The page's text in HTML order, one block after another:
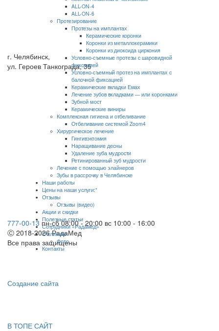
г. Челябинск,
ул. Героев Танкограда, 35
777-00-13 пн-сб 08:00 - 20:00 вс 10:00 - 16:00
Ⓒ 2018-2026 РадаМед
Все права защищены
Создание сайта
В ТОПЕ САЙТ
ALL-ON-4
ALL-ON-6
Протезирование
Протезы на имплантах
Керамические коронки
Коронки из металлокерамики
Коронки из диоксида циркония
Условно-съемные протезы с шаровидной
фиксацией
Условно-съемный протез на имплантах с
балочной фиксацией
Керамические вкладки Емах
Лечение зубов вкладками — или коронками
Зубной мост
Керамические виниры
Комплексная гигиена и отбеливание
Отбеливание системой Zoom4
Хирургическое лечение
Гингивэктомия
Наращивание десны
Удаление зуба мудрости
Ретинированный зуб мудрости
Лечение с помощью элайнеров
Зубы в рассрочку в Челябинске
Наши работы
Цены на наши услуги:*
Отзывы
Отзывы (видео)
Акции и скидки
Полезные статьи
Сотрудники «Радамед»
О клинике
Фото
Контакты